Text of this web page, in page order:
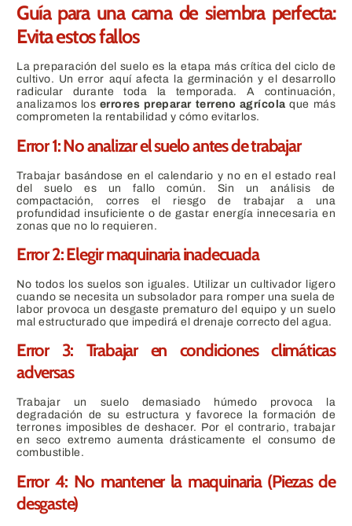
Guía para una cama de siembra perfecta:
Evita estos fallos
La preparación del suelo es la etapa más crítica del ciclo de
cultivo. Un error aquí afecta la germinación y el desarrollo
radicular durante toda la temporada. A continuación,
analizamos los errores preparar terreno agrícola que más
comprometen la rentabilidad y cómo evitarlos.
Error 1: No analizar el suelo antes de trabajar
Trabajar basándose en el calendario y no en el estado real
del suelo es un fallo común. Sin un análisis de
compactación, corres el riesgo de trabajar a una
profundidad insuficiente o de gastar energía innecesaria en
zonas que no lo requieren.
Error 2: Elegir maquinaria inadecuada
No todos los suelos son iguales. Utilizar un cultivador ligero
cuando se necesita un subsolador para romper una suela de
labor provoca un desgaste prematuro del equipo y un suelo
mal estructurado que impedirá el drenaje correcto del agua.
Error 3: Trabajar en condiciones climáticas
adversas
Trabajar un suelo demasiado húmedo provoca la
degradación de su estructura y favorece la formación de
terrones imposibles de deshacer. Por el contrario, trabajar
en seco extremo aumenta drásticamente el consumo de
combustible.
Error 4: No mantener la maquinaria (Piezas de
desgaste)